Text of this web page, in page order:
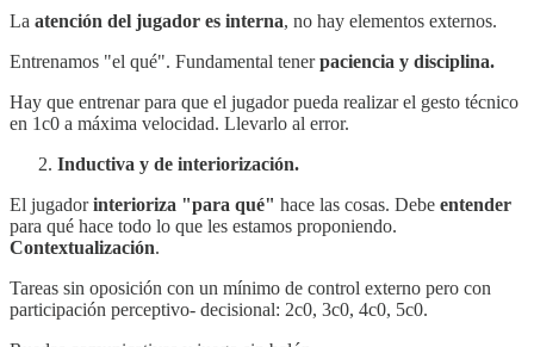
La atención del jugador es interna, no hay elementos externos.
Entrenamos "el qué". Fundamental tenerpaciencia y disciplina.
Hay que entrenar para que el jugador pueda realizar el gesto técnico
en 1c0 a máxima velocidad. Llevarlo al error.
Inductiva y de interiorización.
El jugadorinterioriza "para qué" hace las cosas. Debe entender
para qué hace todo lo que les estamos proponiendo.
Contextualización.
Tareas sin oposición con un mínimo de control externo pero con
participación perceptivo- decisional: 2c0, 3c0, 4c0, 5c0.